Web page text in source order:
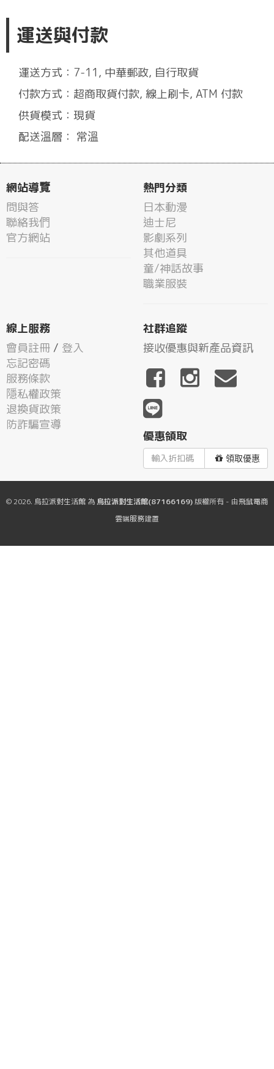
運送與付款
運送方式：7-11, 中華郵政, 自行取貨
付款方式：超商取貨付款, 線上刷卡, ATM 付款
供貨模式：現貨
配送溫層： 常溫
網站導覽
問與答
聯絡我們
官方網站
熱門分類
日本動漫
迪士尼
影劇系列
其他道具
童/神話故事
職業服裝
線上服務
會員註冊 / 登入
忘記密碼
服務條款
隱私權政策
退換貨政策
防詐騙宣導
社群追蹤
接收優惠與新產品資訊
優惠領取
領取優惠
© 2026. 烏拉派對生活館 為 烏拉派對生活館(87166169)版權所有 - 由飛鼠電商
雲端服務建置